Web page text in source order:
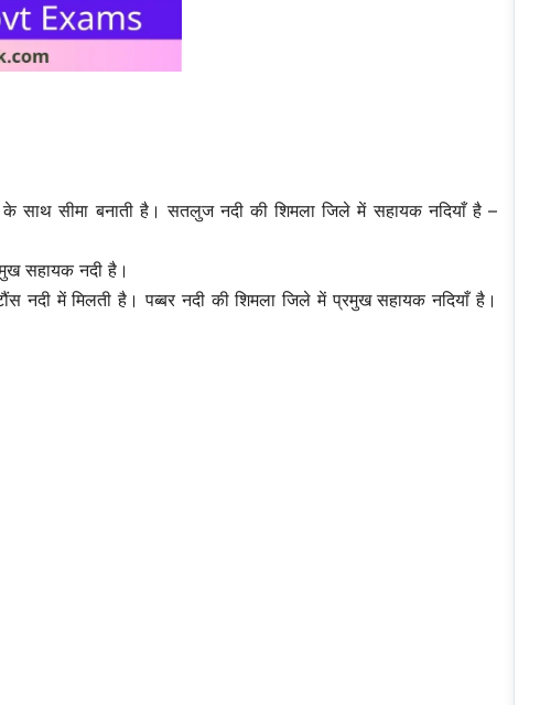
सीमा बनाती है। सतलुज नदी की शिमला जिले में सहायक नदियाँ है –
सहायक नदी है।
नदी में मिलती है। पब्बर नदी की शिमला जिले में प्रमुख सहायक नदियाँ है।